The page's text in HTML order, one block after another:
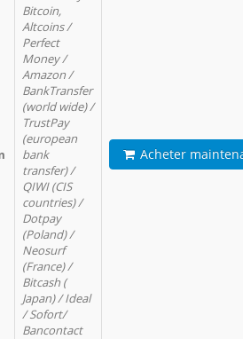
Bitcoin,
Altcoins /
Perfect
Money /
Amazon /
BankTransfer
(world wide) /
TrustPay
(european
bank
transfer) /
QIWI (CIS
countries) /
Dotpay
(Poland) /
Neosurf
(France) /
Bitcash (
Japan) / Ideal
/ Sofort/
Bancontact
Acheter